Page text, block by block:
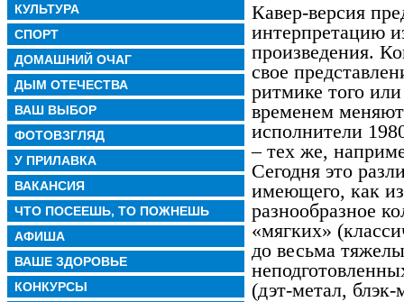
КУЛЬТУРА
СПОРТ
ДОМАШНИЙ ОЧАГ
ДЫМ ОТЕЧЕСТВА
ВАШ ВЫБОР
ФОТОВЗГЛЯД
У ПРИЛАВКА
ВАКАНСИЯ
ЧТО ПОСЕЕШЬ, ТО ПОЖНЕШЬ
АФИША
ВАШЕ ЗДОРОВЬЕ
КОНКУРСЫ
Кавер-версия
интерпретацию
произведения.
свое
ритмике того
временем
исполнители
– тех же,
Сегодня это
имеющего, как
разнообразное
«мягких»
до весьма
(дэт-метал,